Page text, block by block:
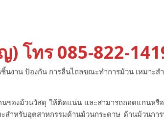
โทร 085-822-
นงาน ป้องกัน การลื่นไถลขณะทําการม้วน เหมาะสํ
องม้วนวัสดุ ให้ติดแน่น และสามารถถอดแกนหรื
สําหรับอุตสาหกรรมด้านม้วนกระดาษ ด้านม้วนกา